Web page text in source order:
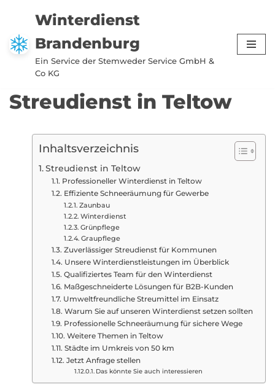
Zum
Inhalt
springen
Winterdienst
Brandenburg
Ein Service der Stemweder Service GmbH &
Co KG
Streudienst in Teltow
Inhaltsverzeichnis
Streudienst in Teltow
Professioneller Winterdienst in Teltow
Effiziente Schneeräumung für Gewerbe
Zaunbau
Winterdienst
Grünpflege
Graupflege
Zuverlässiger Streudienst für Kommunen
Unsere Winterdienstleistungen im Überblick
Qualifiziertes Team für den Winterdienst
Maßgeschneiderte Lösungen für B2B-Kunden
Umweltfreundliche Streumittel im Einsatz
Warum Sie auf unseren Winterdienst setzen sollten
Professionelle Schneeräumung für sichere Wege
Weitere Themen in Teltow
Städte im Umkreis von 50 km
Jetzt Anfrage stellen
Das könnte Sie auch interessieren